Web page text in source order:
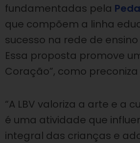
fundamentadas pela
que compõem a linha
sucesso na rede de
Essa proposta promove
Coração”, como
“A LBV valoriza a arte e a
é uma atividade que
integral das crianças e